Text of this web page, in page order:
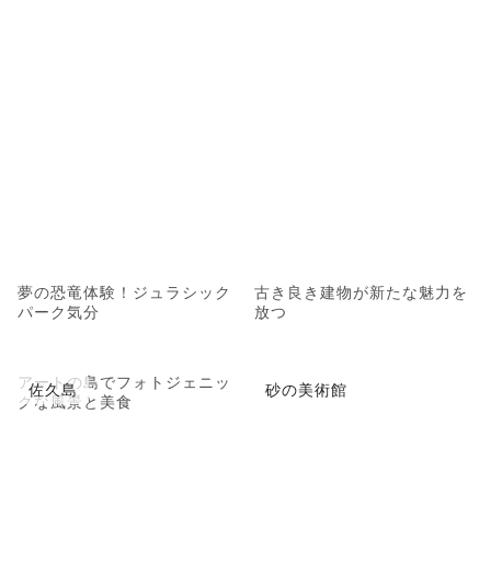
夢の恐竜体験！ジュラシック
パーク気分
古き良き建物が新たな魅力を
放つ
佐久島
アートの島でフォトジェニッ
クな風景と美食
砂の美術館